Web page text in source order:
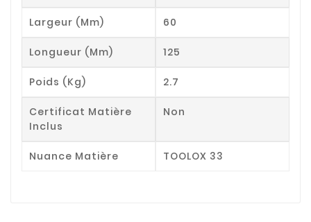
Largeur (mm) 60
Longueur (mm) 125
Poids (kg) 2.7
Certificat Matière
Inclus
Non
Nuance Matière TOOLOX 33